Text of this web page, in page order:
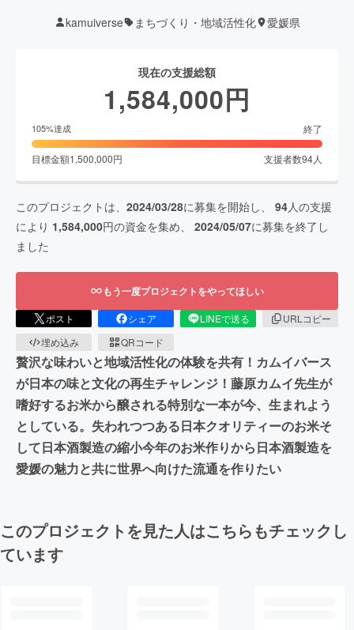
kamuiverse まちづくり・地域活性化 愛媛県
現在の支援総額
1,584,000円
105%達成 終了
目標金額1,500,000円 支援者数94人
このプロジェクトは、 2024/03/28に募集を開始し、 94人の支援
により 1,584,000円の資金を集め、 2024/05/07に募集を終了し
ました
もう一度プロジェクトをやってほしい
ポスト シェア LINEで送る
URLコピー
埋め込み
QRコード
贅沢な味わいと地域活性化の体験を共有！カムイバース
が日本の味と文化の再生チャレンジ！藤原カムイ先生が
嗜好するお米から醸される特別な一本が今、生まれよう
としている。失われつつある日本クオリティーのお米そ
して日本酒製造の縮小今年のお米作りから日本酒製造を
愛媛の魅力と共に世界へ向けた流通を作りたい
このプロジェクトを見た人はこちらもチェックし
ています